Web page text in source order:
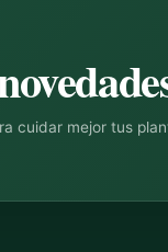
cuidar mejor tus